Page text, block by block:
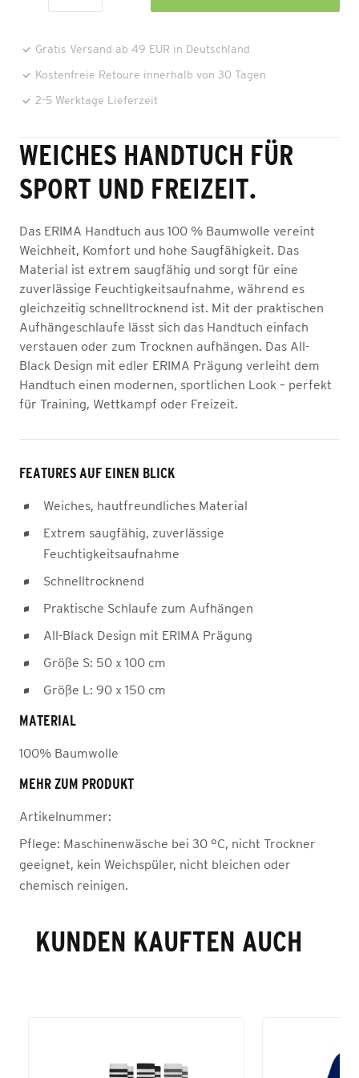
Gratis Versand ab 49 EUR in Deutschland
Kostenfreie Retoure innerhalb von 30 Tagen
2-5 Werktage Lieferzeit
WEICHES HANDTUCH FÜR
SPORT UND FREIZEIT.
Das ERIMA Handtuch aus 100 % Baumwolle vereint
Weichheit, Komfort und hohe Saugfähigkeit. Das
Material ist extrem saugfähig und sorgt für eine
zuverlässige Feuchtigkeitsaufnahme, während es
gleichzeitig schnelltrocknend ist. Mit der praktischen
Aufhängeschlaufe lässt sich das Handtuch einfach
verstauen oder zum Trocknen aufhängen. Das All-
Black Design mit edler ERIMA Prägung verleiht dem
Handtuch einen modernen, sportlichen Look – perfekt
für Training, Wettkampf oder Freizeit.
FEATURES AUF EINEN BLICK
Weiches, hautfreundliches Material
Extrem saugfähig, zuverlässige
Feuchtigkeitsaufnahme
Schnelltrocknend
Praktische Schlaufe zum Aufhängen
All-Black Design mit ERIMA Prägung
Größe S: 50 x 100 cm
Größe L: 90 x 150 cm
MATERIAL
100% Baumwolle
MEHR ZUM PRODUKT
Artikelnummer:
Pflege: Maschinenwäsche bei 30 °C, nicht Trockner
geeignet, kein Weichspüler, nicht bleichen oder
chemisch reinigen.
KUNDEN KAUFTEN AUCH